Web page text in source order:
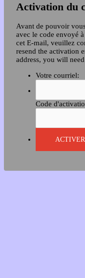
Activation du
Avant de pouvoir
avec le code envoyé
cet E-mail, veuillez
resend the activation
address, you will
Votre courriel:
Code